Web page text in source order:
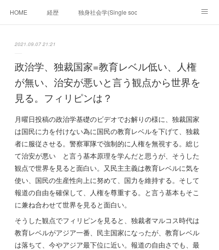
HOME 経歴 独身社会学(Single sociology)と高齢化社会学
Iotスマートサブヂィビジョン構想とは。政治学。政治基礎から世界を見て、フィリピンの未
移動出来て、工場で作る建物。未来２１００研究所
フィリピンの問題点 フィリピンの歴史
フィリピン経済談義 ファッションを考える 漫画
未来２１００研究所他のアイデアマニラ男の手料理 総集編
https://globalclub.amebaownd.com/
2021.09.07 21:21
政治学、独裁国家=教育レベル低い、人権
が無い、治安が悪いと言う観点から世界を
見る。フィリピンは？
月曜日投稿の政治学基礎のビデオでお解りの様に、独裁国家
は国民に力を付けない為に国民の教育レベルを下げて、独裁
者に服従させる。警察軍隊で強制的に人権を無視する。総じ
て治安が悪い と言う基本原理を学んだと思うが、そうした
観点で世界を見ると面白い。又民主主義は教育レベルに気を
使い、国民の生産性向上に努めて、国力を維持する。そして
報道の自由を確保して、人権を尊重する。と言う基本もそこ
に兼ね合わせて世界を見ると面白い。
そうした観点でフィリピンを見ると、独裁者マルコス時代は
教育レベルがアジア一番、民主国家になったが、教育レベル
は落ちて、今やアジア最下位に近い。報道の自由さでも、最